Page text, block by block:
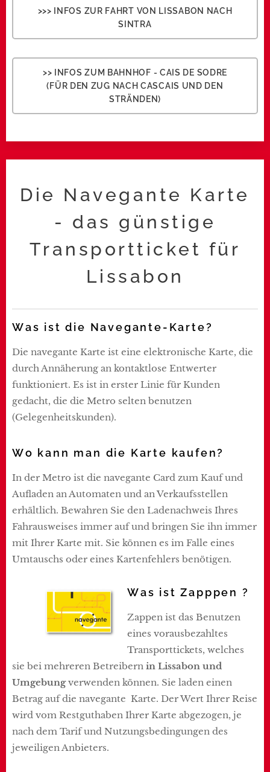
>>> INFOS ZUR FAHRT VON LISSABON NACH
SINTRA
>> INFOS ZUM BAHNHOF - CAIS DE SODRE
(FÜR DEN ZUG NACH CASCAIS UND DEN
STRÄNDEN)
Die Navegante Karte
- das günstige
Transportticket für
Lissabon
Was ist die Navegante-Karte?
Die navegante Karte ist eine elektronische Karte, die
durch Annäherung an kontaktlose Entwerter
funktioniert. Es ist in erster Linie für Kunden
gedacht, die die Metro selten benutzen
(Gelegenheitskunden).
Wo kann man die Karte kaufen?
In der Metro ist die navegante Card zum Kauf und
Aufladen an Automaten und an Verkaufsstellen
erhältlich. Bewahren Sie den Ladenachweis Ihres
Fahrausweises immer auf und bringen Sie ihn immer
mit Ihrer Karte mit. Sie können es im Falle eines
Umtauschs oder eines Kartenfehlers benötigen.
Was ist Zapppen ?
Zappen ist das Benutzen
eines vorausbezahltes
Transporttickets, welches
sie bei mehreren Betreibern in Lissabon und
Umgebungverwenden können. Sie laden einen
Betrag auf die navegante Karte. Der Wert Ihrer Reise
wird vom Restguthaben Ihrer Karte abgezogen, je
nach dem Tarif und Nutzungsbedingungen des
jeweiligen Anbieters.